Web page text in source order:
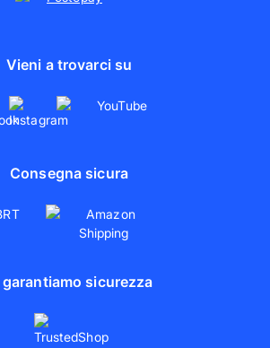
Vieni a trovarci su
Consegna sicura
sicurezza